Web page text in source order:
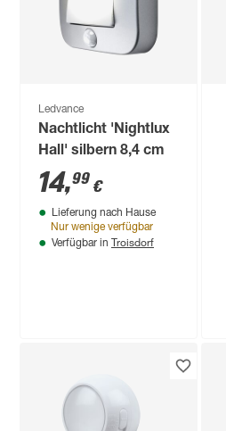
Ledvance
Nachtlicht 'Nightlux
Hall' silbern 8,4 cm
14,99 €
Lieferung nach Hause
Nur wenige verfügbar
Verfügbar in Troisdorf